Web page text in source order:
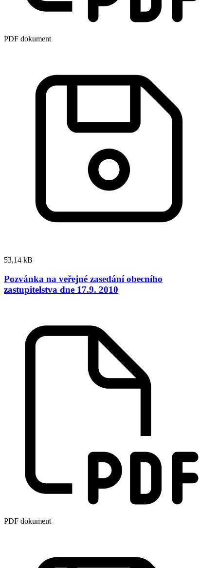
PDF dokument
53,14 kB
Pozvánka na veřejné zasedání obecního
zastupitelstva dne 17.9. 2010
PDF dokument